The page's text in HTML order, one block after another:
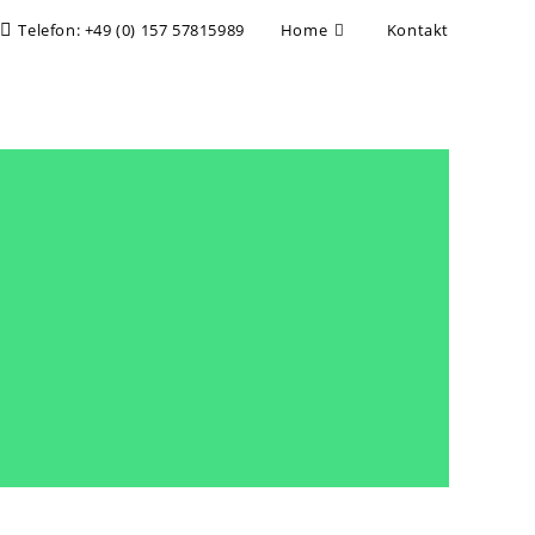
Telefon: +49 (0) 157 57815989 Home Kontakt